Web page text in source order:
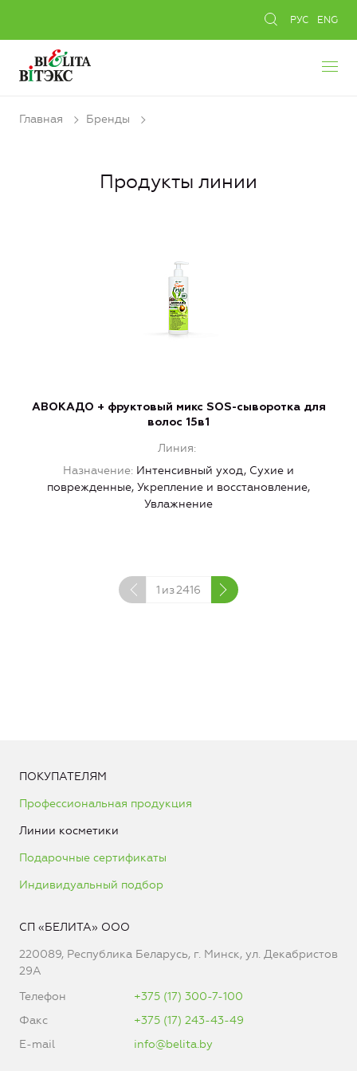
РУС ENG
Главная Бренды
Продукты линии
АВОКАДО + фруктовый микс SOS-сыворотка для
волос 15в1
Линия
Назначение Интенсивный уход, Сухие и
поврежденные, Укрепление и восстановление,
Увлажнение
1 из2416
ПОКУПАТЕЛЯМ
Профессиональная продукция
Линии косметики
Подарочные сертификаты
Индивидуальный подбор
СП «БЕЛИТА» ООО
220089, Республика Беларусь, г. Минск, ул. Декабристов
29А
Телефон
+375 (17) 300-7-100
Факс
+375 (17) 243-43-49
E-mail
info@belita.by